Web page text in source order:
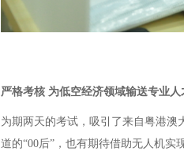
严格考核 为低空经济领域输送专业人
为期两天的考试，吸引了来自粤港澳
道的“00后”，也有期待借助无人机实